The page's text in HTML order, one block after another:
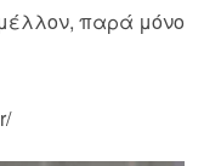
παρά μόνο